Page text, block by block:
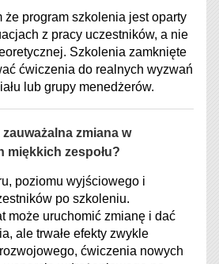
że program szkolenia jest oparty
z pracy uczestników, a nie
Szkolenia zamknięte
ćwiczenia do realnych wyzwań
lub grupy menedżerów.
zmiana w
miękkich zespołu?
poziomu wyjściowego i
po szkoleniu.
może uruchomić zmianę i dać
ale trwałe efekty zwykle
ćwiczenia nowych